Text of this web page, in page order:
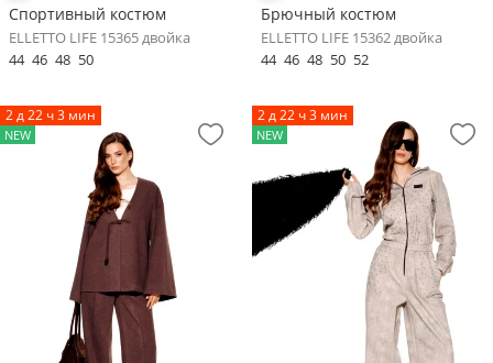
Спортивный костюм
ELLETTO LIFE 15365 двойка
44 46 48 50
Брючный костюм
ELLETTO LIFE 15362 двойка
44 46 48 50 52
2 д 22 ч 3 мин
NEW
2 д 22 ч 3 мин
NEW